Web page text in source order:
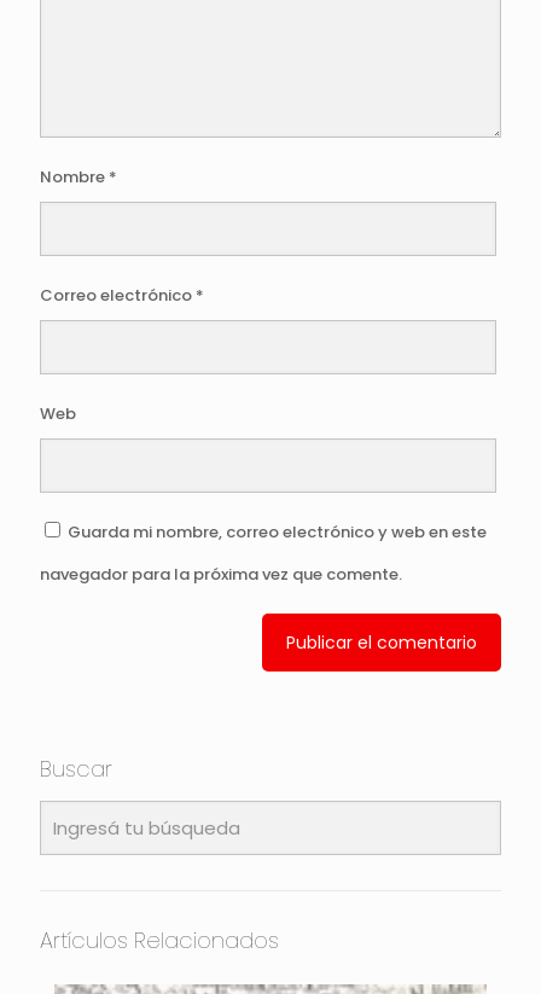
Nombre *
Correo electrónico *
Web
Guarda mi nombre, correo electrónico y web en este
navegador para la próxima vez que comente.
Buscar
Artículos Relacionados